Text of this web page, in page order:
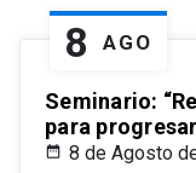
8 AGO
Seminario:
para
8 de Agosto